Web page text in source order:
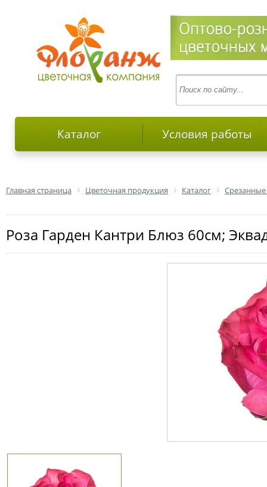
Каталог Условия работы
Главная страница Цветочная продукция Каталог
роза Гарден Кантри Блюз 60см;